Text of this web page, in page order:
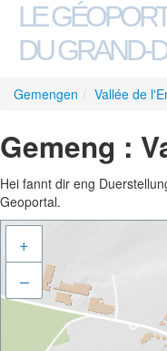
LE
DU GRAND-
Gemengen / Vallée de
Gemeng :
Hei fannt dir eng
Geoportal.
+
–